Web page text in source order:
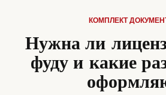
КОМПЛЕКТ
Нужна ли
фуду и какие